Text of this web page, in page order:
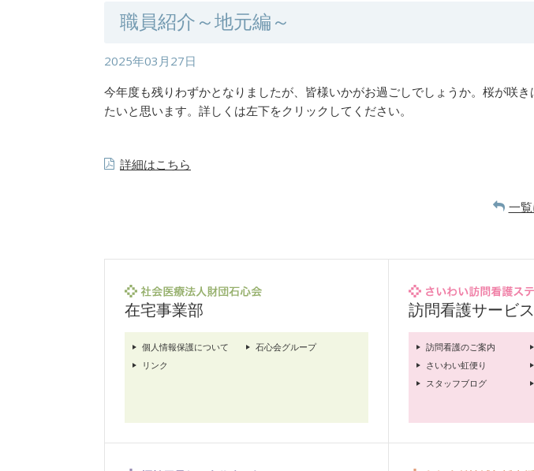
職員紹介～地元編～
2025年03月27日
今年度も残りわずかとなりましたが、皆様いかがお過ごしでしょうか。桜が咲
たいと思います。詳しくは左下をクリックしてください。
詳細はこちら
一
在宅事業部
個人情報保護について
石心会グループ
リンク
訪問看護サービス
訪問看護のご案内
さいわい虹便り
スタッフブログ